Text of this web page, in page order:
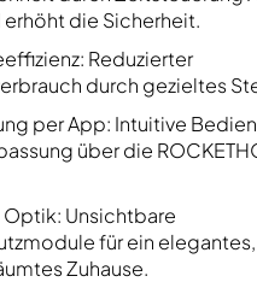
erhöht die Sicherheit.
Reduzierter
durch gezieltes
per App: Intuitive
über die
Optik: Unsichtbare
für ein elegantes,
Zuhause.